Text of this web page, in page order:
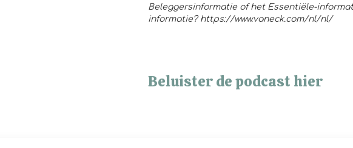
Beleggersinformatie of het Essentiële-
informatie? https://www.vaneck.com/nl/nl/
Beluister de podcast hier